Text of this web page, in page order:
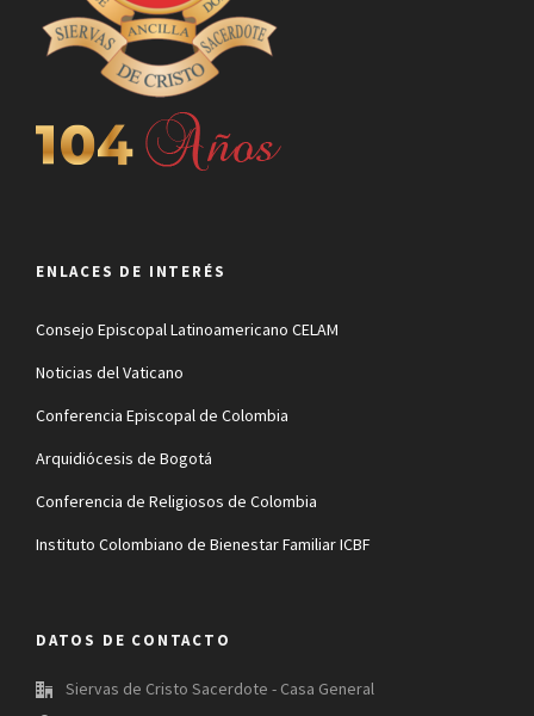
ENLACES DE INTERÉS
Consejo Episcopal Latinoamericano CELAM
Noticias del Vaticano
Conferencia Episcopal de Colombia
Arquidiócesis de Bogotá
Conferencia de Religiosos de Colombia
Instituto Colombiano de Bienestar Familiar ICBF
DATOS DE CONTACTO
Siervas de Cristo Sacerdote - Casa General